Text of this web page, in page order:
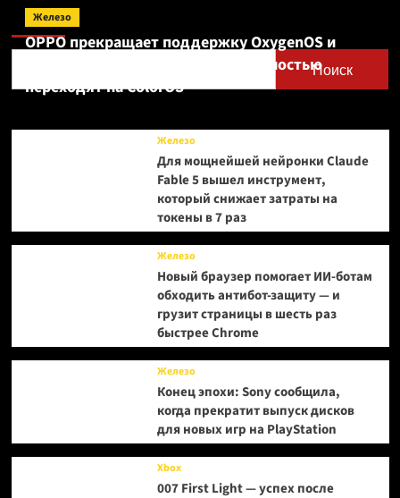
повышать
2,
на дефицит
Поиск
Поиск
Железо
OPPO прекращает поддержку OxygenOS и
Realme UI — OnePlus и realme полностью
переходят на ColorOS
Железо
Для мощнейшей нейронки Claude
Fable 5 вышел инструмент,
который снижает затраты на
токены в 7 раз
Железо
Новый браузер помогает ИИ-ботам
обходить антибот-защиту — и
грузит страницы в шесть раз
быстрее Chrome
Железо
Конец эпохи: Sony сообщила,
когда прекратит выпуск дисков
для новых игр на PlayStation
Xbox
007 First Light — успех после